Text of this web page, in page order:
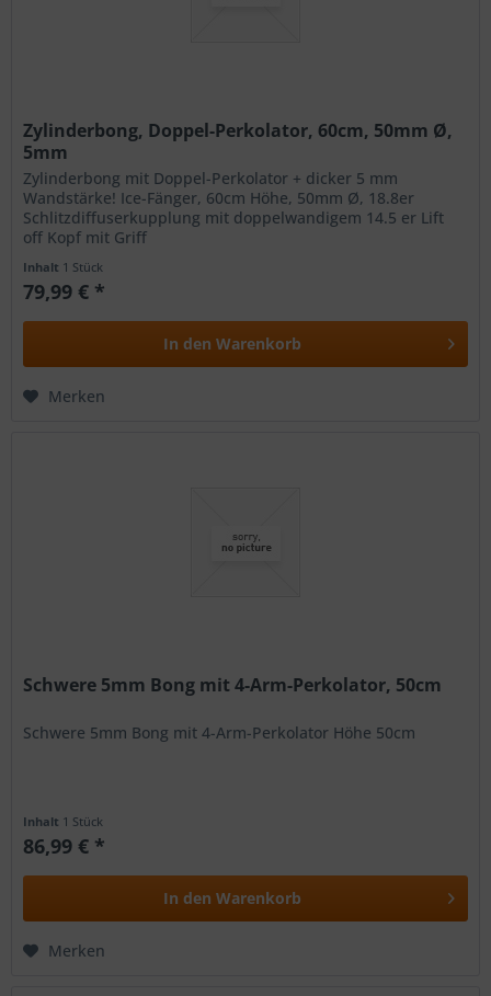
Zylinderbong, Doppel-Perkolator, 60cm, 50mm Ø,
5mm
Zylinderbong mit Doppel-Perkolator + dicker 5 mm
Wandstärke! Ice-Fänger, 60cm Höhe, 50mm Ø, 18.8er
Schlitzdiffuserkupplung mit doppelwandigem 14.5 er Lift
off Kopf mit Griff
Inhalt 1 Stück
79,99 € *
In den Warenkorb
Merken
Schwere 5mm Bong mit 4-Arm-Perkolator, 50cm
Schwere 5mm Bong mit 4-Arm-Perkolator Höhe 50cm
Inhalt 1 Stück
86,99 € *
In den Warenkorb
Merken